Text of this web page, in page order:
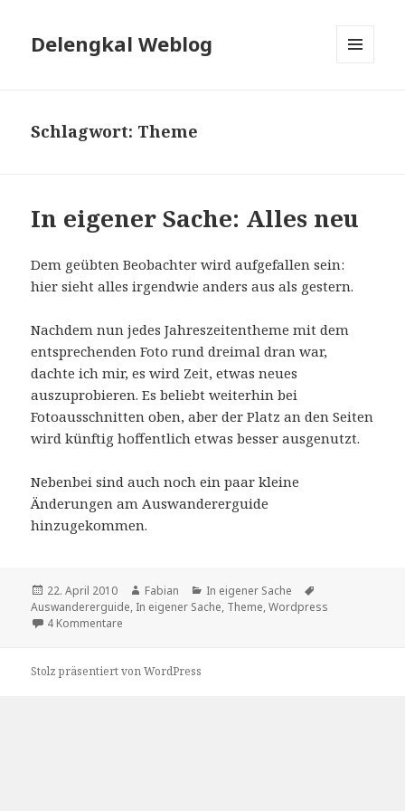
Delengkal Weblog
Schlagwort: Theme
In eigener Sache: Alles neu
Dem geübten Beobachter wird aufgefallen sein:
hier sieht alles irgendwie anders aus als gestern.
Nachdem nun jedes Jahreszeitentheme mit dem
entsprechenden Foto rund dreimal dran war,
dachte ich mir, es wird Zeit, etwas neues
auszuprobieren. Es beliebt weiterhin bei
Fotoausschnitten oben, aber der Platz an den Seiten
wird künftig hoffentlich etwas besser ausgenutzt.
Nebenbei sind auch noch ein paar kleine
Änderungen am Auswandererguide
hinzugekommen.
Veröffentlicht
am
22. April 2010 Autor
Fabian Kategorien
In eigener Sache
Auswandererguide, In eigener Sache, Theme,Wordpress
4 Kommentare
Stolz präsentiert von WordPress